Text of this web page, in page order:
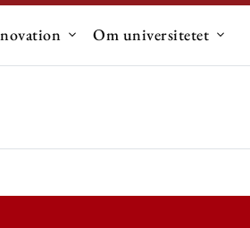
til "Forskning"
Undermenu til "Innovation"
Om universitetet